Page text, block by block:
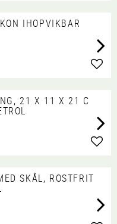
IHOPVIKBAR
21 X 11 X 21 C
SKÅL, ROSTFRIT